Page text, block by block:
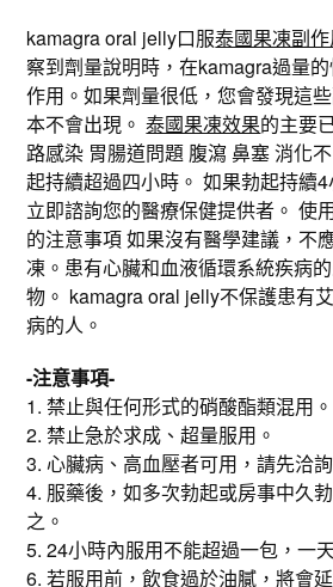
kamagra oral jelly口服泰國果凍副
察到劑量說明時，在kamagra過量
作用。如果劑量很低，您會發現這
本不會出現。泰國果凍效果的主要
路感染 胃腸道問題 腹瀉 鼻塞 消化
起持續超過四小時。 如果勃起持續
立即諮詢您的醫療保健提供者。 使
的注意事項 如果沒有醫學建議，不
凍。患有心臟和血液循環系統疾病
物。 kamagra oral jelly不保護患有
病的人。
-注意事項-
1. 禁止與任何形式的硝酸酯類混用。
2. 禁止急於求成、超量服用。
3. 心臟病、高血壓者可用，請先洽
4. 服藥後，如多次勃起或房事中久
之。
5. 24小時內服用不能超過一包，一
6. 若服用前，飲食過於油膩，將會